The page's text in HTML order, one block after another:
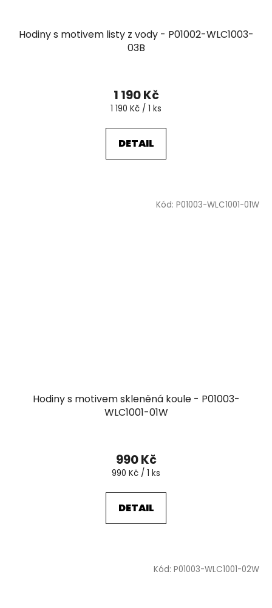
Hodiny s motivem listy z vody - P01002-WLC1003-
03B
1 190 Kč
Měrná
1 190 Kč / 1 ks
DETAIL
Hodiny s motivem skleněná koule - P01003-
WLC1001-01W
990 Kč
Měrná
990 Kč / 1 ks
DETAIL
Kód: P01003-WLC1001-01W
Kód: P01003-WLC1001-02W